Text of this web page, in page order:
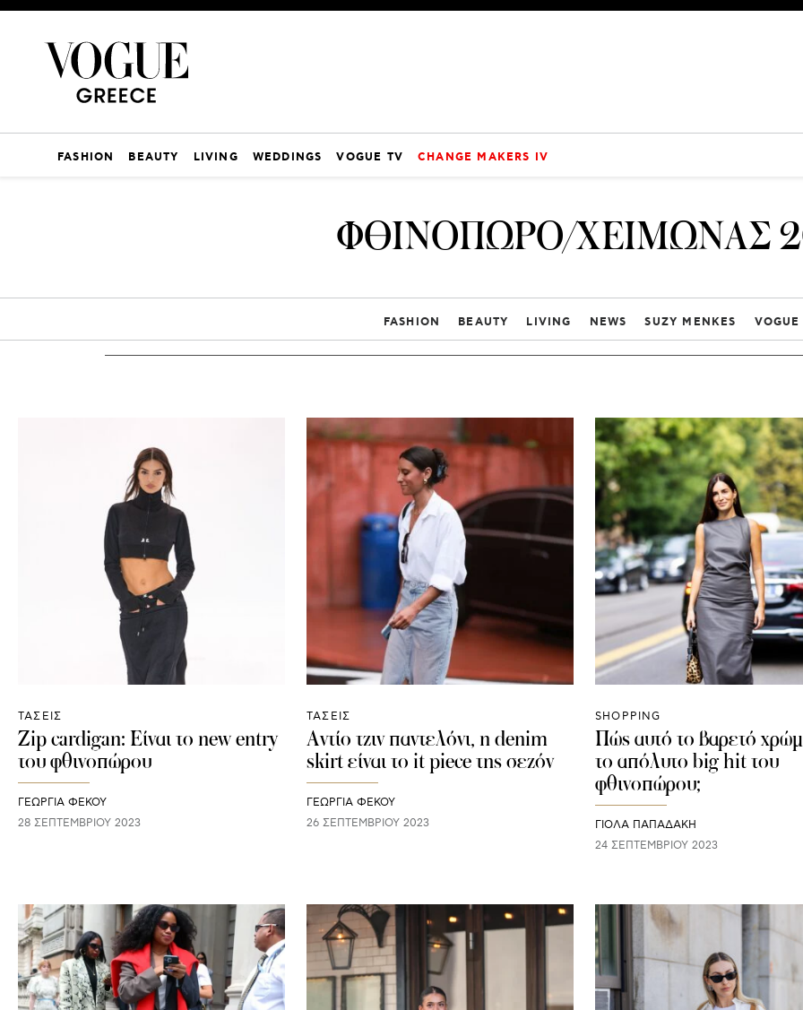
FASHION BEAUTY LIVING WEDDINGS VOGUE TV CHANGE MAKERS IV
ΦΘΙΝΟΠΩΡΟ/ΧΕΙΜΩΝΑΣ
FASHION BEAUTY LIVING NEWS SUZY MENKES
ΤΑΣΕΙΣ
Zip cardigan: Είναι το new entry
του φθινοπώρου
ΓΕΩΡΓΙΑ ΦΕΚΟΥ
28 ΣΕΠΤΕΜΒΡΊΟΥ 2023
ΤΑΣΕΙΣ
Αντίο τζιν παντελόνι, η denim
skirt είναι το it piece της σεζόν
ΓΕΩΡΓΙΑ ΦΕΚΟΥ
26 ΣΕΠΤΕΜΒΡΊΟΥ 2023
SHOPPING
Πώς αυτό το βαρετό
το απόλυτο big hit του
φθινοπώρου;
ΓΙΌΛΑ ΠΑΠΑΔΆΚΗ
24 ΣΕΠΤΕΜΒΡΊΟΥ 2023